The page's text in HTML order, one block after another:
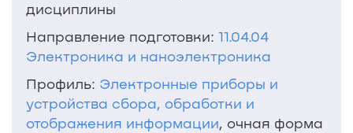
дисциплины
Направление подготовки: 11.04.04
Электроника и наноэлектроника
Профиль: Электронные приборы и
устройства сбора, обработки и
отображения информации, очная форма